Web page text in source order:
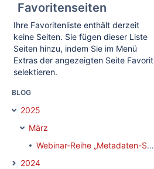
Favoritenseiten
Ihre Favoritenliste enthält derzeit
keine Seiten. Sie fügen dieser Liste
Seiten hinzu, indem Sie im Menü
Extras der angezeigten Seite Favorit
selektieren.
BLOG
2025
März
Webinar-Reihe „Metadaten-Sprechstunde“
2024